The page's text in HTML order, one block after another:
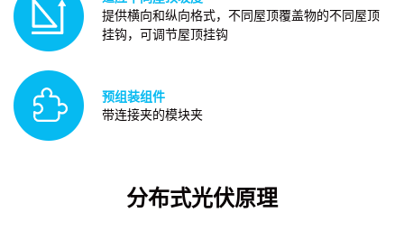
提供横向和纵向格式，不同屋顶覆盖物的不同屋顶
挂钩，可调节屋顶挂钩
预组装组件
带连接夹的模块夹
分布式光伏原理